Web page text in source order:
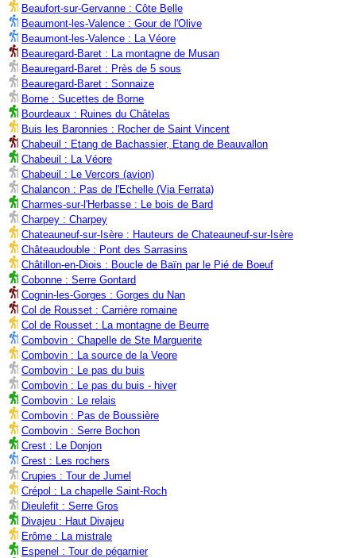
Beaufort-sur-Gervanne : Côte Belle
Beaumont-les-Valence : Gour de l'Olive
Beaumont-les-Valence : La Véore
Beauregard-Baret : La montagne de Musan
Beauregard-Baret : Près de 5 sous
Beauregard-Baret : Sonnaize
Borne : Sucettes de Borne
Bourdeaux : Ruines du Châtelas
Buis les Baronnies : Rocher de Saint Vincent
Chabeuil : Etang de Bachassier, Etang de Beauvallon
Chabeuil : La Véore
Chabeuil : Le Vercors (avion)
Chalancon : Pas de l'Echelle (Via Ferrata)
Charmes-sur-l'Herbasse : Le bois de Bard
Charpey : Charpey
Chateauneuf-sur-Isère : Hauteurs de Chateauneuf-sur-Isère
Châteaudouble : Pont des Sarrasins
Châtillon-en-Diois : Boucle de Baïn par le Pié de Boeuf
Cobonne : Serre Gontard
Cognin-les-Gorges : Gorges du Nan
Col de Rousset : Carrière romaine
Col de Rousset : La montagne de Beurre
Combovin : Chapelle de Ste Marguerite
Combovin : La source de la Veore
Combovin : Le pas du buis
Combovin : Le pas du buis - hiver
Combovin : Le relais
Combovin : Pas de Boussière
Combovin : Serre Bochon
Crest : Le Donjon
Crest : Les rochers
Crupies : Tour de Jumel
Crépol : La chapelle Saint-Roch
Dieulefit : Serre Gros
Divajeu : Haut Divajeu
Erôme : La mistrale
Espenel : Tour de pégarnier